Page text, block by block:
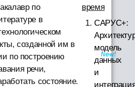
по
в
созданной им в
по построению
речи,
состояние.
время
САРУС+:
модель
данных
и